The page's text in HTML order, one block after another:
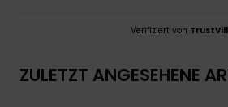
Verifiziert von
ZULETZT ANGESEHENE